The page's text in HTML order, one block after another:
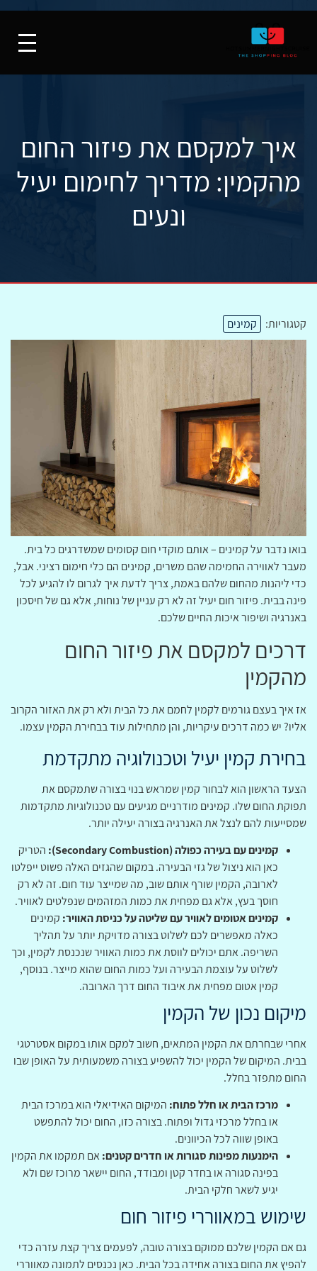
איך למקסם את פיזור החום
מהקמין: מדריך לחימום יעיל
ונעים
קטגוריות: קמינים
בואו נדבר על קמינים – אותם מוקדי חום קסומים שמשדרגים כל בית.
מעבר לאווירה החמימה שהם משרים, קמינים הם כלי חימום רציני. אבל,
כדי ליהנות מהחום שלהם באמת, צריך לדעת איך לגרום לו להגיע לכל
פינה בבית. פיזור חום יעיל זה לא רק עניין של נוחות, אלא גם של חיסכון
באנרגיה ושיפור איכות החיים שלכם.
דרכים למקסם את פיזור החום
מהקמין
אז איך בעצם גורמים לקמין לחמם את כל הבית ולא רק את האזור הקרוב
אליו? יש כמה דרכים עיקריות, והן מתחילות עוד בבחירת הקמין עצמו.
בחירת קמין יעיל וטכנולוגיה מתקדמת
הצעד הראשון הוא לבחור קמין שמראש בנוי בצורה שתמקסם את
תפוקת החום שלו. קמינים מודרניים מגיעים עם טכנולוגיות מתקדמות
שמסייעות להם לנצל את האנרגיה בצורה יעילה יותר.
קמינים עם בעירה כפולה (Secondary Combustion):
הטריק
כאן הוא ניצול של גזי הבעירה. במקום שהגזים האלה פשוט ייפלטו
לארובה, הקמין שורף אותם שוב, מה שמייצר עוד חום. זה לא רק
חוסך בעץ, אלא גם מפחית את כמות המזהמים שנפלטים לאוויר.
קמינים אטומים לאוויר עם שליטה על כניסת האוויר: קמינים
כאלה מאפשרים לכם לשלוט בצורה מדויקת יותר על תהליך
השריפה. אתם יכולים לווסת את כמות האוויר שנכנסת לקמין, וכך
לשלוט על עוצמת הבעירה ועל כמות החום שהוא מייצר. בנוסף,
קמין אטום מפחית את איבוד החום דרך הארובה.
מיקום נכון של הקמין
אחרי שבחרתם את הקמין המתאים, חשוב למקם אותו במקום אסטרטגי
בבית. המיקום של הקמין יכול להשפיע בצורה משמעותית על האופן שבו
החום מתפזר בחלל.
מרכז הבית או חלל פתוח: המיקום האידיאלי הוא במרכז הבית
או בחלל מרכזי גדול ופתוח. בצורה כזו, החום יכול להתפשט
באופן שווה לכל הכיוונים.
הימנעות מפינות סגורות או חדרים קטנים:אם תמקמו את הקמין
בפינה סגורה או בחדר קטן ומבודד, החום יישאר מרוכז שם ולא
יגיע לשאר חלקי הבית.
שימוש במאווררי פיזור חום
גם אם הקמין שלכם ממוקם בצורה טובה, לפעמים צריך קצת עזרה כדי
להפיץ את החום בצורה אחידה בכל הבית. כאן נכנסים לתמונה מאווררי